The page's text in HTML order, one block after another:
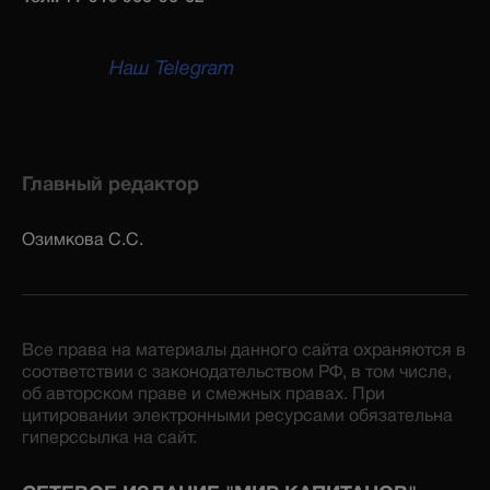
Наш Telegram
Главный редактор
Озимкова С.С.
Все права на материалы данного сайта охраняются в
соответствии с законодательством РФ, в том числе,
об авторском праве и смежных правах. При
цитировании электронными ресурсами обязательна
гиперссылка на сайт.